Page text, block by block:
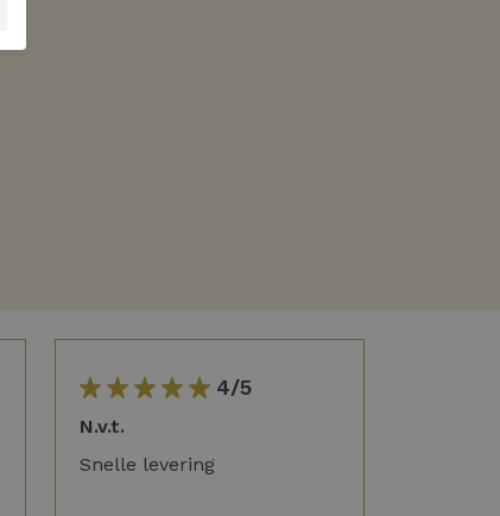
4/5
N.v.t.
Snelle levering